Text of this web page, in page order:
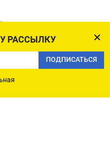
РАССЫЛКУ
ПОДПИСАТЬСЯ